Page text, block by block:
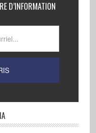
D’INFORMATION